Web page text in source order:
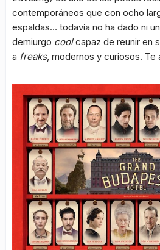
contemporáneos que con ocho
espaldas… todavía no ha dado ni
demiurgo coolcapaz de reunir en
a freaks, modernos y curiosos. Te